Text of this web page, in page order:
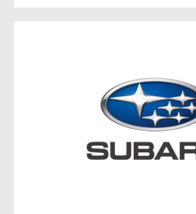
Subaru Autohaus
Inh. Sebastian
Goethestraße 14
15234 Frankfurt